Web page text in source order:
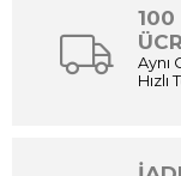
100
Aynı
Hızlı